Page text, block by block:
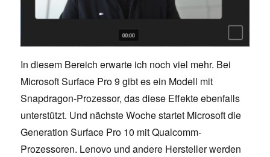
In diesem Bereich erwarte ich noch viel mehr. Bei
Microsoft Surface Pro 9 gibt es ein Modell mit
Snapdragon-Prozessor, das diese Effekte ebenfalls
unterstützt. Und nächste Woche startet Microsoft die
Generation Surface Pro 10 mit Qualcomm-
Prozessoren. Lenovo und andere Hersteller werden